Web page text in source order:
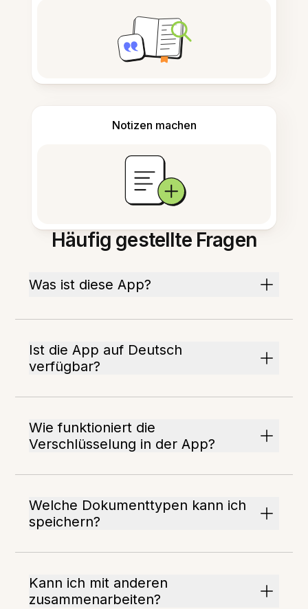
Notizen machen
Häufig gestellte Fragen
Was ist diese App?
Ist die App auf Deutsch
verfügbar?
Wie funktioniert die
Verschlüsselung in der App?
Welche Dokumenttypen kann ich
speichern?
Kann ich mit anderen
zusammenarbeiten?